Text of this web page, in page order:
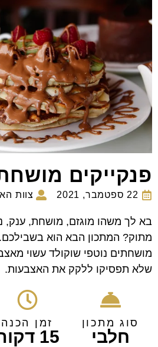
פנקייקים
22 ספטמבר, 2021 צוות
בא לך משהו מוגזם, מושחת, ענק,
מתוק? המתכון הבא הוא
מושחתים נוטפי שוקולד עשוי
שלא תפסיקו ללקק את האצבעות.
סוג מתכון
חלבי
זמן הכנה
15 דקות